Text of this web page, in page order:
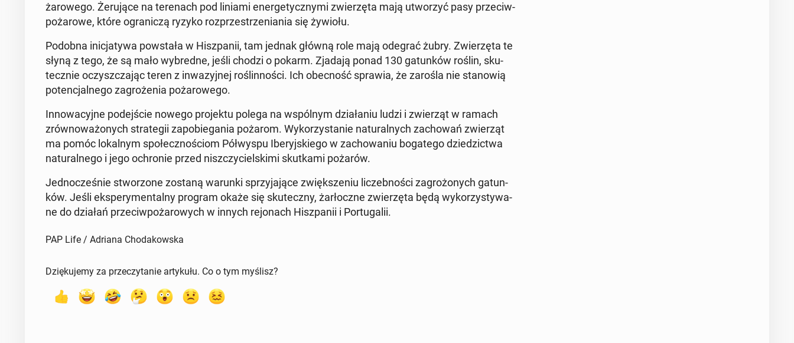
ża­ro­we­go. Że­ru­ją­ce na te­re­nach pod liniami ener­ge­tycz­ny­mi zwie­rzę­ta mają utwo­rzyć pasy prze­ciw­
po­ża­ro­we, które ogra­ni­czą ryzyko roz­prze­strze­nia­nia się żywiołu.
Podobna ini­cja­ty­wa po­wsta­ła w Hisz­pa­nii, tam jednak główną role mają odegrać żubry. Zwie­rzę­ta te
słyną z tego, że są mało wy­bred­ne, jeśli chodzi o pokarm. Zjadają ponad 130 ga­tun­ków roślin, sku­
tecz­nie oczysz­cza­jąc teren z in­wa­zyj­nej ro­ślin­no­ści. Ich obec­ność sprawia, że zarośla nie sta­no­wią
po­ten­cjal­ne­go za­gro­że­nia po­ża­ro­we­go.
In­no­wa­cyj­ne po­dej­ście nowego pro­jek­tu polega na wspól­nym dzia­ła­niu ludzi i zwie­rząt w ramach
zrów­no­wa­żo­nych stra­te­gii za­po­bie­ga­nia pożarom. Wy­ko­rzy­sta­nie na­tu­ral­nych za­cho­wań zwie­rząt
ma pomóc lo­kal­nym spo­łecz­no­ściom Pół­wy­spu Ibe­ryj­skie­go w za­cho­wa­niu bo­ga­te­go dzie­dzic­twa
na­tu­ral­ne­go i jego ochro­nie przed nisz­czy­ciel­ski­mi skut­ka­mi pożarów.
Jed­no­cze­śnie stwo­rzo­ne zostaną warunki sprzy­ja­ją­ce zwięk­sze­niu li­czeb­no­ści za­gro­żo­nych ga­tun­
ków. Jeśli eks­pe­ry­men­tal­ny program okaże się sku­tecz­ny, żar­łocz­ne zwie­rzę­ta będą wy­ko­rzy­sty­wa­
ne do działań prze­ciw­po­ża­ro­wych w innych re­jo­nach Hisz­pa­nii i Por­tu­ga­lii.
PAP Life / Adriana Chodakowska
Dziękujemy za przeczytanie artykułu. Co o tym myślisz?